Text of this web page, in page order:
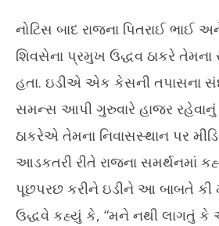
નોટિસ બાદ રાજના પિતરાઈ ભાઈ
શિવસેના પ્રમુખ ઉદ્ધવ ઠાકરે
હતા. ઇડીએ એક કેસની તપાસના
સમન્સ આપી ગુરુવારે હાજર
ઠાકરેએ તેમના નિવાસસ્થાન પર
આડકતરી રીતે રાજના સમર્થનમાં
પૂછપરછ કરીને ઇડીને આ બાબતે કી
ઉદ્ધવે કહ્યું કે, “મને નથી લાગતું કે